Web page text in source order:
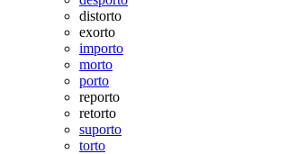
distorto
exorto
importo
morto
porto
reporto
retorto
suporto
torto